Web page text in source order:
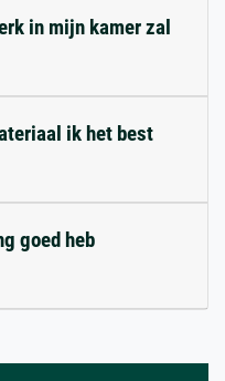
in mijn kamer zal
ik het best
goed heb